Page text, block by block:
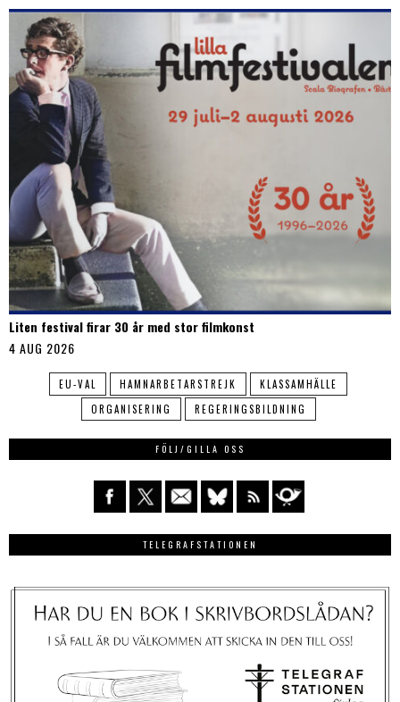
Liten festival firar 30 år med stor filmkonst
4 AUG 2026
EU-VAL HAMNARBETARSTREJK
KLASSAMHÄLLE
ORGANISERING
REGERINGSBILDNING
FÖLJ/GILLA OSS
TELEGRAFSTATIONEN